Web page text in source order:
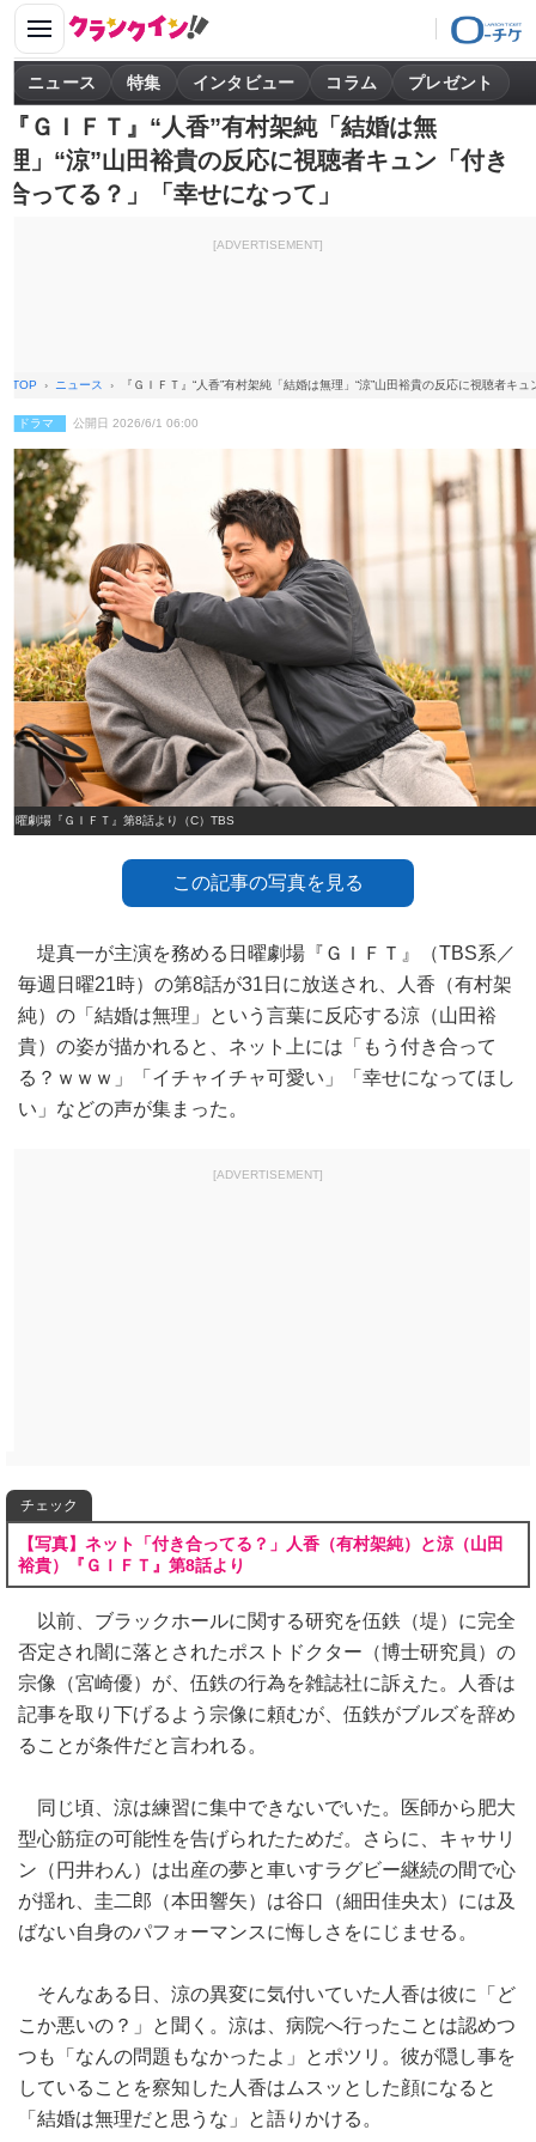
ニュース 特集 インタビュー コラム プレゼント
『ＧＩＦＴ』“人香”有村架純「結婚は無
理」“涼”山田裕貴の反応に視聴者キュン「付き
合ってる？」「幸せになって」
[ADVERTISEMENT]
TOP ニュース 『ＧＩＦＴ』“人香”有村架純「結婚は無理」“涼”山田裕貴の反応に視聴者キ
ドラマ 公開日 2026/6/1 06:00
日曜劇場『ＧＩＦＴ』第8話より（C）TBS
この記事の写真を見る
堤真一が主演を務める日曜劇場『ＧＩＦＴ』（TBS系／
毎週日曜21時）の第8話が31日に放送され、人香（有村架
純）の「結婚は無理」という言葉に反応する涼（山田裕
貴）の姿が描かれると、ネット上には「もう付き合って
る？ｗｗｗ」「イチャイチャ可愛い」「幸せになってほし
い」などの声が集まった。
[ADVERTISEMENT]
チェック
【写真】ネット「付き合ってる？」人香（有村架純）と涼（山田
裕貴）『ＧＩＦＴ』第8話より
以前、ブラックホールに関する研究を伍鉄（堤）に完全
否定され闇に落とされたポストドクター（博士研究員）の
宗像（宮崎優）が、伍鉄の行為を雑誌社に訴えた。人香は
記事を取り下げるよう宗像に頼むが、伍鉄がブルズを辞め
ることが条件だと言われる。
同じ頃、涼は練習に集中できないでいた。医師から肥大
型心筋症の可能性を告げられたためだ。さらに、キャサリ
ン（円井わん）は出産の夢と車いすラグビー継続の間で心
が揺れ、圭二郎（本田響矢）は谷口（細田佳央太）には及
ばない自身のパフォーマンスに悔しさをにじませる。
そんなある日、涼の異変に気付いていた人香は彼に「ど
こか悪いの？」と聞く。涼は、病院へ行ったことは認めつ
つも「なんの問題もなかったよ」とポツリ。彼が隠し事を
していることを察知した人香はムスッとした顔になると
「結婚は無理だと思うな」と語りかける。